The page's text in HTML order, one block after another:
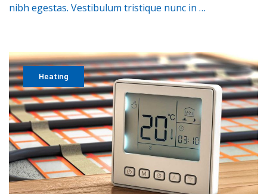
nibh egestas. Vestibulum tristique nunc in …
Heating